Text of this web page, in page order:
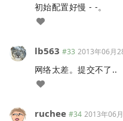
初始配置好慢 - -。
lb563 #33 2013年06月
网络太差。提交不了..
ruchee #34 2013年06